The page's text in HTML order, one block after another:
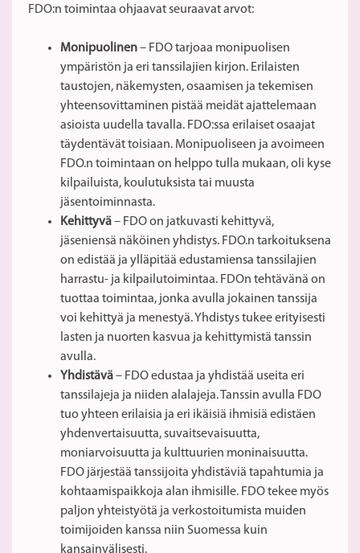
FDO:n toimintaa ohjaavat seuraavat arvot:
Monipuolinen– FDO tarjoaa monipuolisen
ympäristön ja eri tanssilajien kirjon. Erilaisten
taustojen, näkemysten, osaamisen ja tekemisen
yhteensovittaminen pistää meidät ajattelemaan
asioista uudella tavalla. FDO:ssa erilaiset osaajat
täydentävät toisiaan. Monipuoliseen ja avoimeen
FDO.n toimintaan on helppo tulla mukaan, oli kyse
kilpailuista, koulutuksista tai muusta
jäsentoiminnasta.
Kehittyvä– FDO on jatkuvasti kehittyvä,
jäseniensä näköinen yhdistys. FDO.n tarkoituksena
on edistää ja ylläpitää edustamiensa tanssilajien
harrastu- ja kilpailutoimintaa. FDOn tehtävänä on
tuottaa toimintaa, jonka avulla jokainen tanssija
voi kehittyä ja menestyä. Yhdistys tukee erityisesti
lasten ja nuorten kasvua ja kehittymistä tanssin
avulla.
Yhdistävä– FDO edustaa ja yhdistää useita eri
tanssilajeja ja niiden alalajeja. Tanssin avulla FDO
tuo yhteen erilaisia ja eri ikäisiä ihmisiä edistäen
yhdenvertaisuutta, suvaitsevaisuutta,
moniarvoisuutta ja kulttuurien moninaisuutta.
FDO järjestää tanssijoita yhdistäviä tapahtumia ja
kohtaamispaikkoja alan ihmisille. FDO tekee myös
paljon yhteistyötä ja verkostoitumista muiden
toimijoiden kanssa niin Suomessa kuin
kansainvälisesti.